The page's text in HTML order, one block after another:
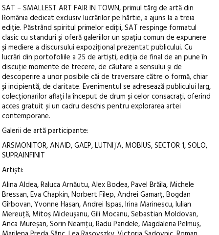
SAT – SMALLEST ART FAIR IN TOWN, primul târg de artă din
România dedicat exclusiv lucrărilor pe hârtie, a ajuns la a treia
ediție. Păstrând spiritul primelor ediții, SAT respinge formatul
clasic cu standuri și oferă galeriilor un spațiu comun de expunere
și mediere a discursului expozițional prezentat publicului. Cu
lucrări din portofoliile a 25 de artiști, ediția de final de an pune în
discuție momente de trecere, de căutare a sensului și de
descoperire a unor posibile căi de traversare către o formă, chiar
și incipientă, de claritate. Evenimentul se adresează publicului larg,
colecționarilor aflați la început de drum și celor consacrați, oferind
acces gratuit și un cadru deschis pentru explorarea artei
contemporane.
Galerii de artă participante:
ARSMONITOR, ANAID, GAEP, LUTNIȚA, MOBIUS, SECTOR 1, SOLO,
SUPRAINFINIT
Artiști:
Alina Aldea, Raluca Arnăutu, Alex Bodea, Pavel Brăila, Michele
Bressan, Eva Chapkin, Norbert Filep, Andrei Gamarț, Bogdan
Gîrbovan, Yvonne Hasan, Andrei Ispas, Irina Marinescu, Iulian
Mereuță, Mitoș Micleușanu, Gili Mocanu, Sebastian Moldovan,
Anca Mureșan, Sorin Neamțu, Radu Pandele, Magdalena Pelmuș,